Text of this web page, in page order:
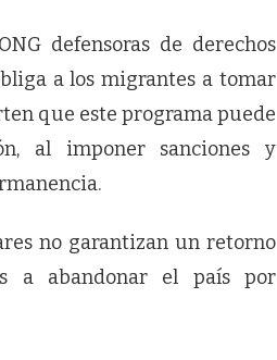
defensoras de derechos
a los migrantes a tomar
que este programa puede
al imponer sanciones y
no garantizan un retorno
a abandonar el país por